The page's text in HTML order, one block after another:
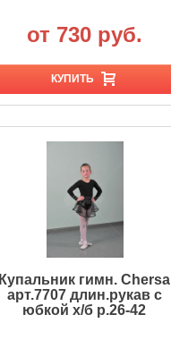
от 730 руб.
КУПИТЬ
Купальник гимн. Chersa
арт.7707 длин.рукав с
юбкой х/б р.26-42